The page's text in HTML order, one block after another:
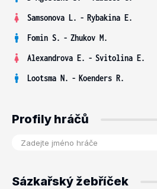
Samsonova L. - Rybakina E.
Fomin S. - Zhukov M.
Alexandrova E. - Svitolina E.
Lootsma N. - Koenders R.
Profily hráčů
Sázkařský žebříček